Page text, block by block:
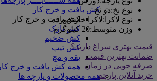
کش بافت و خرج کار
کش بافت و خرج کار
کش نازک
کش ضخیم
کش تیپ
یقه و مچ
همه کش بافت و خرج کار
همه محصولات و پارچه ها
نوع نخ:دو نخ
نوع لاکرا :لاکرا خارنخورده
وزن متوسط:20 کیلوگرم
قیمت بهتری سراغ دارید؟
ضمانت بهترین قیمت
صرفه جویی در زمان
خرید آنلاین پارچه